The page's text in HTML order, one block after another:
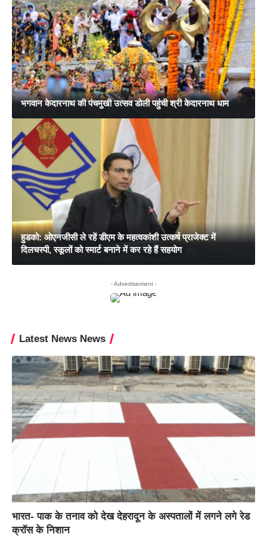
Admin January 7, 2025
भगवान केदारनाथ की पंचमुखी उत्सव डोली पहुंची श्री केदारनाथ धाम
हुडको: ओएनजीसी ले रहें डीएम के महत्वकांशी उत्कर्ष प्राजेक्ट में
दिलचस्पी, स्कूलों को स्मार्ट बनाने में कर रहे हैं सहयोग
- Advertisement -
Latest News News
भारत- पाक के तनाव को देख देहरादून के अस्पतालों में लगने लगे रेड
क्रॉस के निशान